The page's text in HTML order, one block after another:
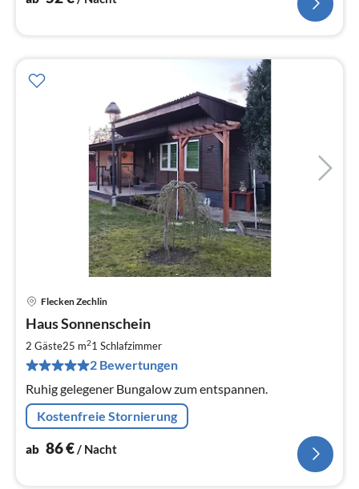
Flecken Zechlin
Haus Sonnenschein
2 Gäste25 m21 Schlafzimmer
2 Bewertungen
Ruhig gelegener Bungalow zum entspannen.
Kostenfreie Stornierung
ab 86€/ Nacht